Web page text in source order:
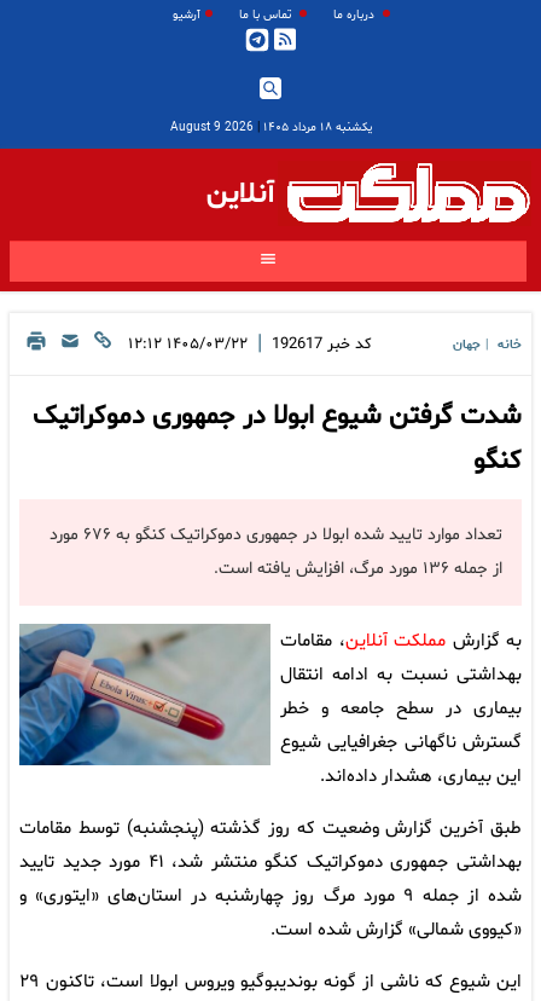
درباره ما تماس با ما آرشیو
یکشنبه ۱۸ مرداد ۱۴۰۵ |
2026 August 9
آنلاین
خانه جهان کد خبر 192617
| ۱۴۰۵/۰۳/۲۲ ۱۲:۱۲
شدت گرفتن شیوع ابولا در جمهوری دموکراتیک
کنگو
تعداد موارد تایید شده ابولا در جمهوری دموکراتیک کنگو به ۶۷۶ مورد
از جمله ۱۳۶ مورد مرگ، افزایش یافته است.
به گزارش مملکت آنلاین، مقامات
بهداشتی نسبت به ادامه انتقال
بیماری در سطح جامعه و خطر
گسترش ناگهانی جغرافیایی شیوع
این بیماری، هشدار داده‌اند.
طبق آخرین گزارش وضعیت که روز گذشته (پنجشنبه) توسط مقامات
بهداشتی جمهوری دموکراتیک کنگو منتشر شد، ۴۱ مورد جدید تایید
شده از جمله ۹ مورد مرگ روز چهارشنبه در استان‌های «ایتوری» و
«کیووی شمالی» گزارش شده است.
این شیوع که ناشی از گونه بوندیبوگیو ویروس ابولا است، تاکنون ۲۹